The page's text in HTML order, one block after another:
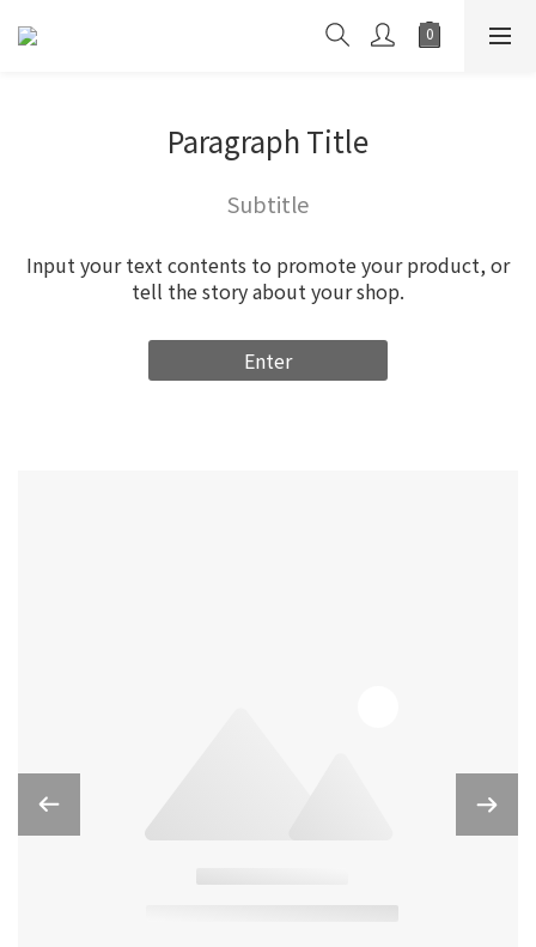
Paragraph Title
Subtitle
Input your text contents to promote your product, or
tell the story about your shop.
Enter